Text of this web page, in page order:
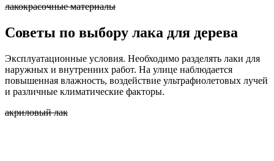
лакокрасочные материалы
Советы по выбору лака для дерева
Эксплуатационные условия. Необходимо разделять лаки для
наружных и внутренних работ. На улице наблюдается
повышенная влажность, воздействие ультрафиолетовых лучей
и различные климатические факторы.
акриловый лак